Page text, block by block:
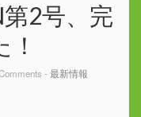
2号、完
- 最新情報